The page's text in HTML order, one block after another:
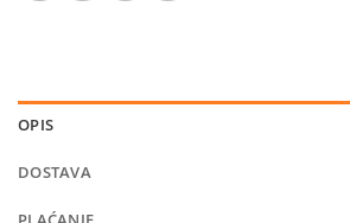
OPIS
DOSTAVA